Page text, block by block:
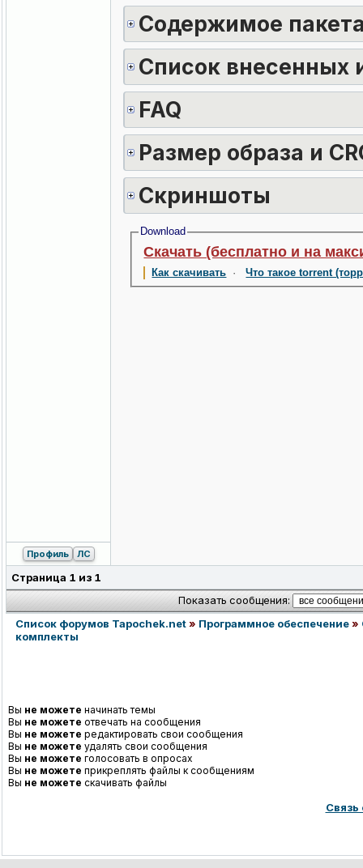
Содержимое
Список внесенных
FAQ
Размер образа и
Скриншоты
Download
Скачать (бесплатно и на
Как скачивать ·Что такое torrent
Профиль ЛС
Страница 1 из 1
Показать сообщения:
Список форумов Tapochek.net» Программное обеспечение»
комплекты
Вы не можете начинать темы
Вы не можете отвечать на сообщения
Вы не можете редактировать свои сообщения
Вы не можете удалять свои сообщения
Вы не можете голосовать в опросах
Вы не можете прикреплять файлы к сообщениям
Вы не можете скачивать файлы